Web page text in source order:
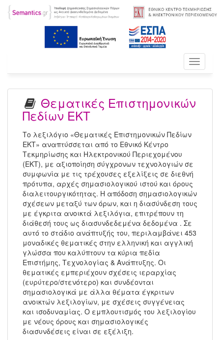
Toggle
Θεματικές Επιστημονικών
Πεδίων ΕΚΤ
Το λεξιλόγιο «Θεματικές Επιστημονικών Πεδίων
ΕΚΤ» αναπτύσσεται από το Εθνικό Κέντρο
Τεκμηρίωσης και Ηλεκτρονικού Περιεχομένου
(ΕΚΤ), με αξιοποίηση σύγχρονων τεχνολογιών σε
συμφωνία με τις τρέχουσες εξελίξεις σε διεθνή
πρότυπα, αρχές σημασιολογικού ιστού και όρους
διαλειτουργικότητας. Η απόδοση σημασιολογικών
σχέσεων μεταξύ των όρων, και η διασύνδεση τους
με έγκριτα ανοικτά λεξιλόγια, επιτρέπουν τη
διάθεσή τους ως διασυνδεδεμένα δεδομένα . Σε
αυτό το στάδιο ανάπτυξής του, περιλαμβάνει 453
μοναδικές θεματικές στην ελληνική και αγγλική
γλώσσα που καλύπτουν τα κύρια πεδία
Επιστήμης, Τεχνολογίας & Ανάπτυξης. Οι
θεματικές εμπεριέχουν σχέσεις ιεραρχίας
(ευρύτερο/στενότερο) και συνδέονται
σημασιολογικά με άλλα θέματα έγκριτων
ανοικτών λεξιλογίων, με σχέσεις συγγένειας
και ισοδυναμίας. Ο εμπλουτισμός του λεξιλογίου
με νέους όρους και σημασιολογικές
διασυνδέσεις είναι σε εξέλιξη.